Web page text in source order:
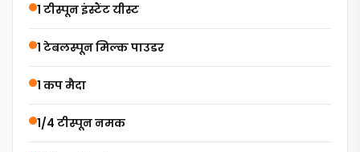
1 टीस्पून इंस्टैंट यीस्ट
1 टेबलस्पून मिल्क पाउडर
1 कप मैदा
1/4 टीस्पून नमक